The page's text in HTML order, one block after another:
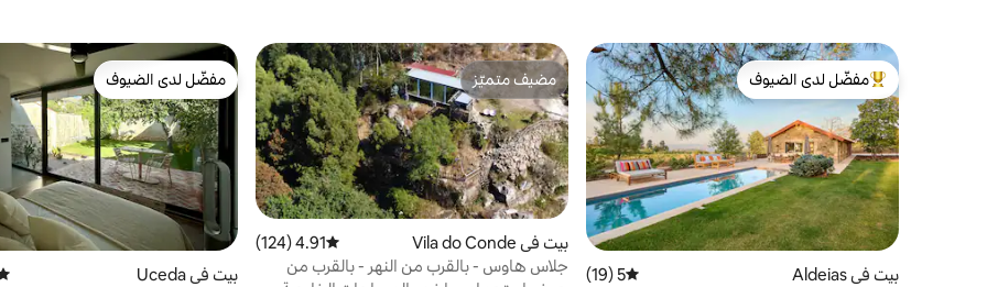
من أبرز البيوت المفضّلة لدى الضيوف
مفضّل لدى الضيوف
بيت في Aldeias متوسط التقييم 5 من 5، 19 مراجعات
5 (19)
مضيف متميّز
مضيف متميّز
بيت في Vila do Conde متوسط التقييم 4.91 من 5، 124 مراجعات
4.91 (124)
جلاس هاوس - بالقرب من النهر - بالقرب من
مفضّل لدى الضيوف
مفضّل لدى الضيوف
بيت في Uceda